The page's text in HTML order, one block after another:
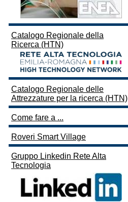
Catalogo Regionale della
Ricerca (HTN)
Catalogo Regionale delle
Attrezzature per la ricerca (HTN)
Come fare a ...
Roveri Smart Village
Gruppo Linkedin Rete Alta
Tecnologia